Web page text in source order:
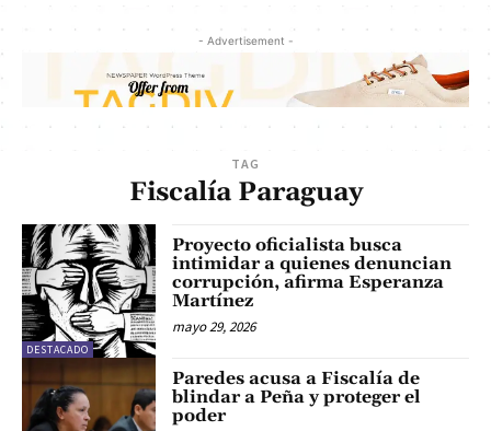
- Advertisement -
TAG
Fiscalía Paraguay
DESTACADO
Proyecto oficialista busca
intimidar a quienes denuncian
corrupción, afirma Esperanza
Martínez
mayo 29, 2026
Paredes acusa a Fiscalía de
blindar a Peña y proteger el
poder